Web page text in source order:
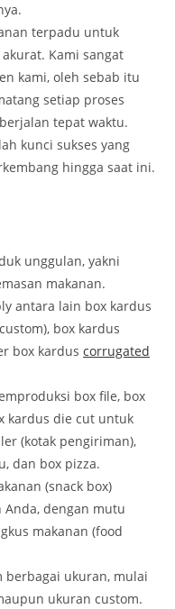
terpadu untuk
Kami sangat
kami, oleh sebab itu
setiap proses
tepat waktu.
kunci sukses yang
hingga saat ini.
unggulan, yakni
makanan.
antara lain box kardus
box kardus
box kardus corrugated
box file, box
kardus die cut untuk
(kotak pengiriman),
dan box pizza.
(snack box)
dengan mutu
makanan (food
berbagai ukuran, mulai
ukuran custom.